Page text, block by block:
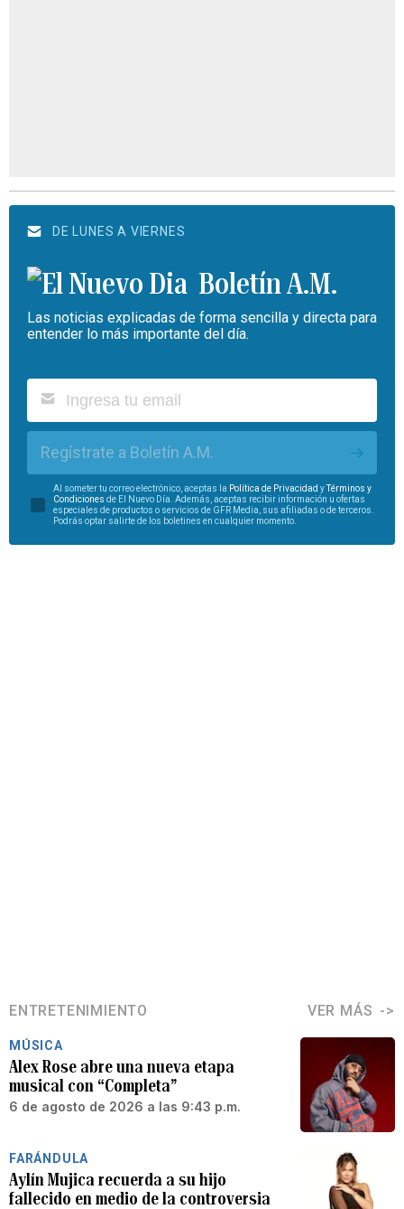
DE LUNES A VIERNES
Boletín A.M.
Las noticias explicadas de forma sencilla y directa para
entender lo más importante del día.
Regístrate a Boletín A.M.
Al someter tu correo electrónico, aceptas la Política de Privacidad yTérminos y
Condiciones de El Nuevo Día. Además, aceptas recibir información u ofertas
especiales de productos o servicios de GFR Media, sus afiliadas o de terceros.
Podrás optar salirte de los boletines en cualquier momento.
ENTRETENIMIENTO VER MÁS
MÚSICA
Alex Rose abre una nueva etapa
musical con “Completa”
6 de agosto de 2026 a las 9:43 p.m.
FARÁNDULA
Aylín Mujica recuerda a su hijo
fallecido en medio de la controversia